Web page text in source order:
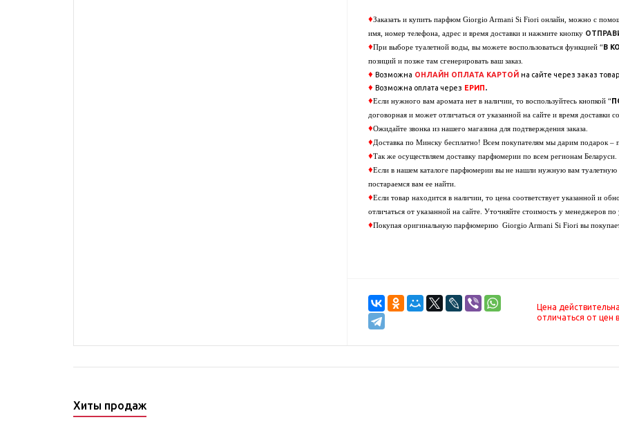
♦Заказать и купить парфюм Giorgio Armani Si Fiori онлайн, можно с
имя, номер телефона, адрес и время доставки и нажмите кнопку
♦При выборе туалетной воды, вы можете воспользоваться функцией “В
позиций и позже там сгенерировать ваш заказ.
♦ Возможна ОНЛАЙН ОПЛАТА КАРТОЙ на сайте через заказ
♦ Возможна оплата через ЕРИП.
♦Если нужного вам аромата нет в наличии, то воспользуйтесь кнопкой “
договорная и может отличаться от указанной на сайте и время доставки
♦Ожидайте звонка из нашего магазина для подтверждения заказа.
♦Доставка по Минску бесплатно! Всем покупателям мы дарим подарок
♦Так же осуществляем доставку парфюмерии по всем регионам Беларуси.
♦Если в нашем каталоге парфюмерии вы не нашли нужную вам
постараемся вам ее найти.
♦Если товар находится в наличии, то цена соответствует указанной и
отличаться от указанной на сайте. Уточняйте стоимость у менеджеров по
♦Покупая оригинальную парфюмерию Giorgio Armani Si Fiori вы
Цена
отличаться от цен
Хиты продаж